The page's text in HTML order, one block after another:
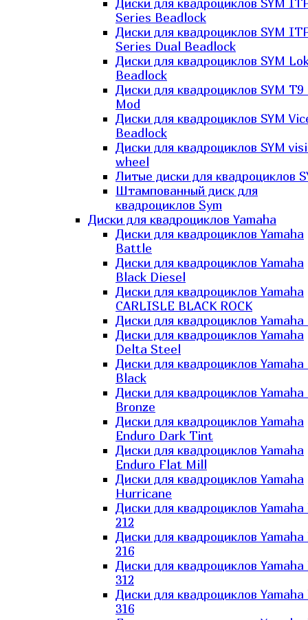
Диски для квадроциклов SYM
Series Beadlock
Диски для квадроциклов SYM
Series Dual Beadlock
Диски для квадроциклов SYM
Beadlock
Диски для квадроциклов SYM T9
Mod
Диски для квадроциклов SYM
Beadlock
Диски для квадроциклов SYM
wheel
Литые диски для квадроциклов
Штампованный диск для
квадроциклов Sym
Диски для квадроциклов Yamaha
Диски для квадроциклов Yamaha
Battle
Диски для квадроциклов Yamaha
Black Diesel
Диски для квадроциклов Yamaha
CARLISLE BLACK ROCK
Диски для квадроциклов Yamaha
Диски для квадроциклов Yamaha
Delta Steel
Диски для квадроциклов
Black
Диски для квадроциклов
Bronze
Диски для квадроциклов Yamaha
Enduro Dark Tint
Диски для квадроциклов Yamaha
Enduro Flat Mill
Диски для квадроциклов Yamaha
Hurricane
Диски для квадроциклов
212
Диски для квадроциклов
216
Диски для квадроциклов
312
Диски для квадроциклов
316